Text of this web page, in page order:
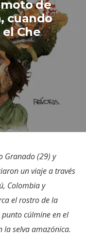
de
cuando
Che
Granado (29) y
un viaje a través
Colombia y
el rostro de la
cúlmine en el
la selva amazónica.